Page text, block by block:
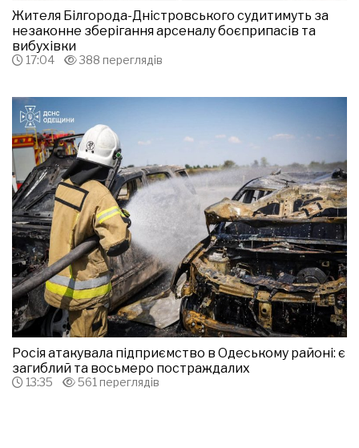
Жителя Білгорода-Дністровського судитимуть за
незаконне зберігання арсеналу боєприпасів та
вибухівки
17:04 388 переглядів
Росія атакувала підприємство в Одеському районі: є
загиблий та восьмеро постраждалих
13:35 561 переглядів